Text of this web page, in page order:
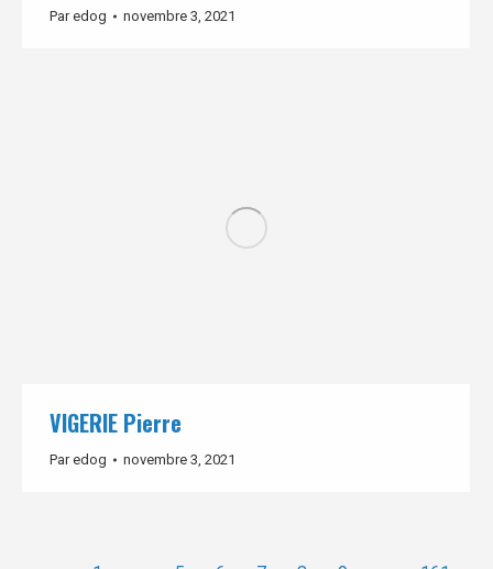
Paredog novembre 3, 2021
VIGERIE Pierre
Paredog novembre 3, 2021